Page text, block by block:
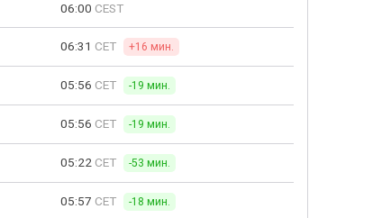
06:00 CEST
06:31 CET +16 мин.
05:56 CET -19 мин.
05:56 CET -19 мин.
05:22 CET -53 мин.
05:57 CET -18 мин.